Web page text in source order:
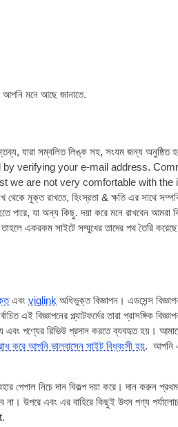
আপনি মনে আছে জানাতে.
সম্বলিত লিঙ্ক সহ, সংযম জন্য অনুষ্ঠিত হতে
veri­fy­ing your e‑mail address.
we are not very com­fort­able with the
মুক্ত রাখতে, হিংস্রতা & ক্ষতি এর সাথে
পারে, যা অন্য কিছু. দয়া করে মনে রাখবেন আমরা
একরকম সাইটে সম্মুখের তাদের পথ তৈরি
এবংviglink অধিভুক্ত বিজ্ঞাপন। এডসেন্স
বিজ্ঞাপনের প্ল্যাটফর্মের তারা প্রাসঙ্গিক
পণ্যের রিভিউ প্রদান করতে ব্যবহৃত হয়।
করে আপনি ভালবাসেন সাইট বিধ্বংসী হয়. আপনি
পেপাল নিচে দান বিকল্প দয়া করে। দান করুন প্রথম
উপরে এবং এর বাহিরে কিছুই উৎস পণ্য
.